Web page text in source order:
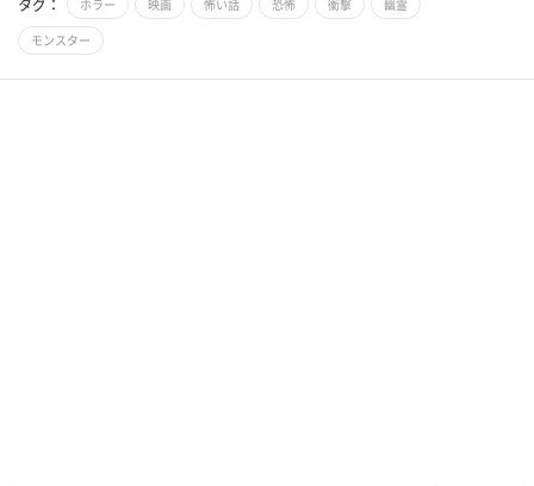
タグ： ホラー 映画 怖い話 恐怖 衝撃 幽霊
モンスター